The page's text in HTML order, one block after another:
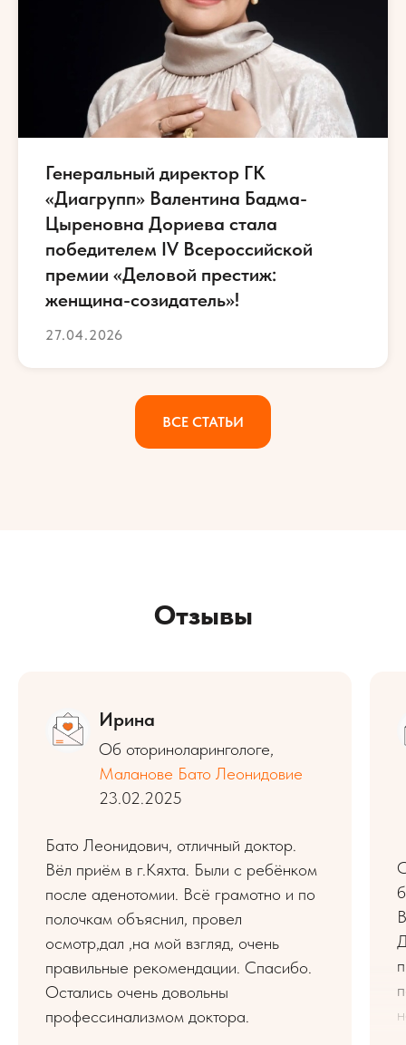
Генеральный директор ГК
«Диагрупп» Валентина Бадма-
Цыреновна Дориева стала
победителем IV Всероссийской
премии «Деловой престиж:
женщина-созидатель»!
27.04.2026
ВСЕ СТАТЬИ
Отзывы
Ирина
Об оториноларингологе,
Маланове Бато Леонидовие
23.02.2025
Бато Леонидович, отличный доктор.
Вёл приём в г.Кяхта. Были с ребёнком
после аденотомии. Всё грамотно и по
полочкам объяснил, провел
осмотр,дал ,на мой взгляд, очень
правильные рекомендации. Спасибо.
Остались очень довольны
профессинализмом доктора.